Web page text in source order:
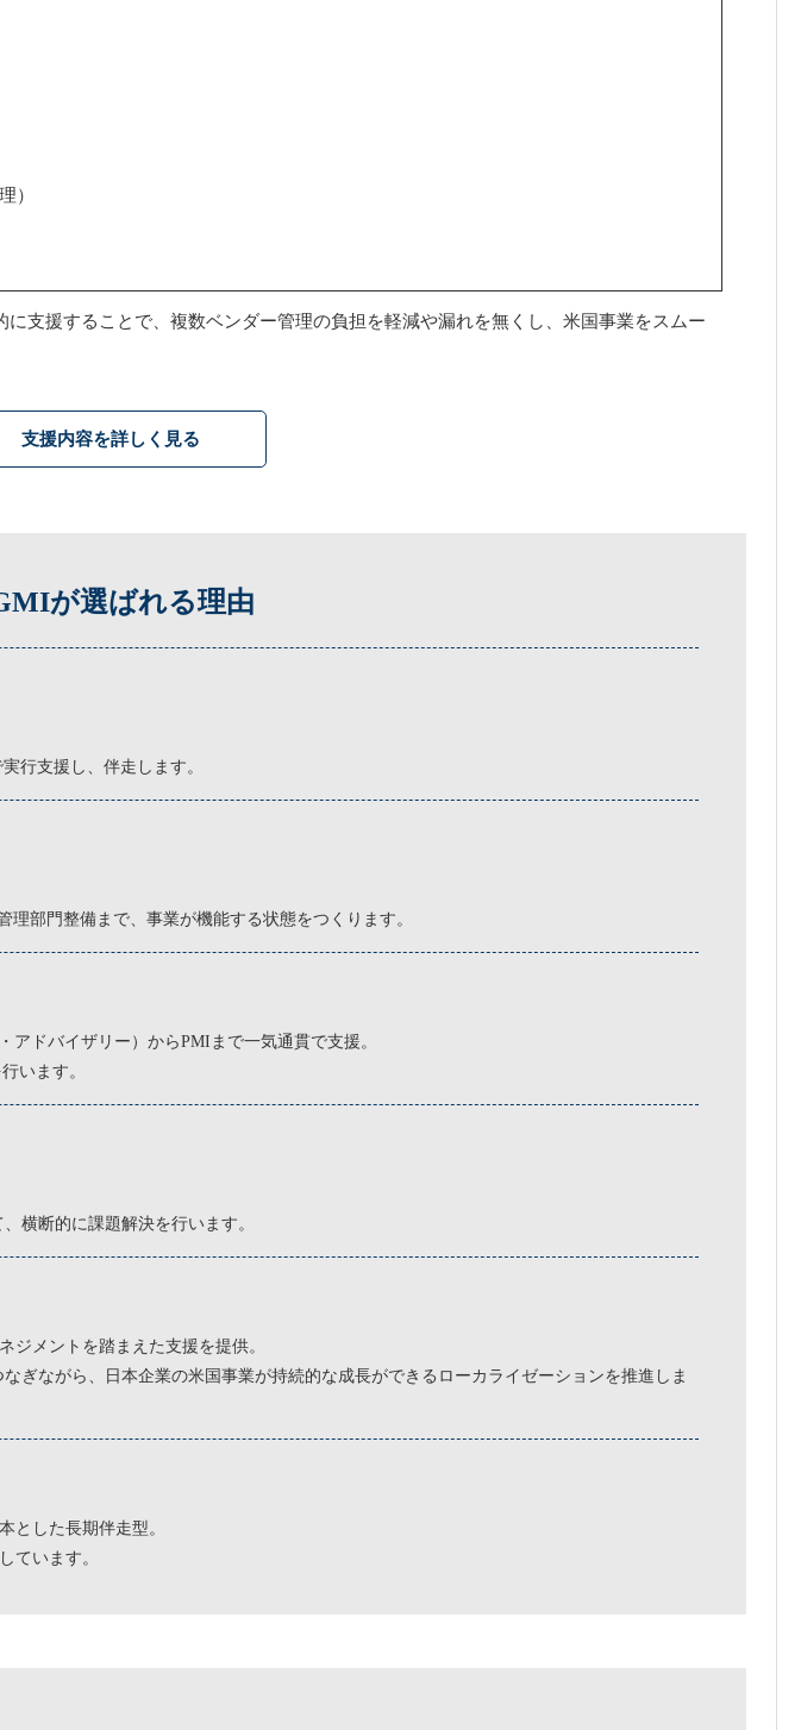
）
支援することで、複数ベンダー管理の負担を軽減や漏れを無くし、米国事業をスムー
支援内容を詳しく見る
が選ばれる理由
行支援し、伴走します。
理部門整備まで、事業が機能する状態をつくります。
ドバイザリー）からPMIまで一気通貫で支援。
います。
横断的に課題解決を行います。
ジメントを踏まえた支援を提供。
ぎながら、日本企業の米国事業が持続的な成長ができるローカライゼーションを推進しま
とした長期伴走型。
ています。